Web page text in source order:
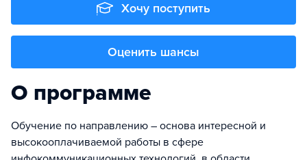
Хочу поступить
Оценить шансы
О программе
Обучение по направлению – основа интересной и
высокооплачиваемой работы в сфере